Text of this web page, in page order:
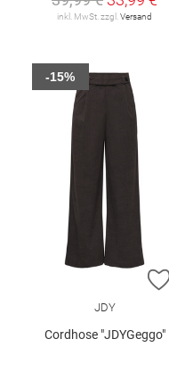
inkl. MwSt. zzgl. Versand
JDY
Cordhose "JDYGeggo"
-15%